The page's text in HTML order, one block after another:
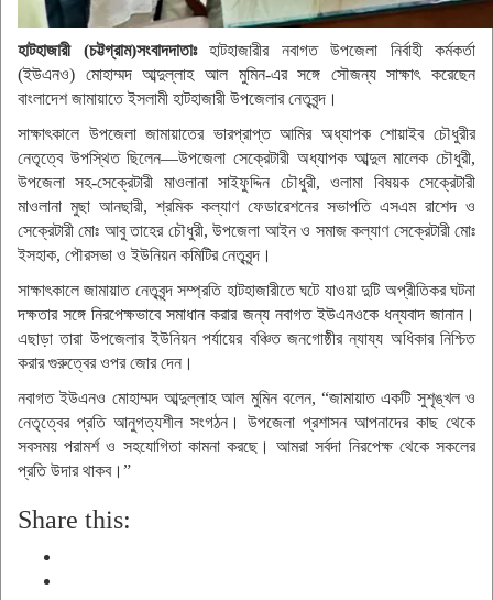
হাটহাজারী (চট্টগ্রাম)সংবাদদাতাঃহাটহাজারীর নবাগত উপজেলা নির্বাহী কর্মকর্তা
(ইউএনও) মোহাম্মদ আব্দুল্লাহ আল মুমিন-এর সঙ্গে সৌজন্য সাক্ষাৎ করেছেন
বাংলাদেশ জামায়াতে ইসলামী হাটহাজারী উপজেলার নেতৃবৃন্দ।
সাক্ষাৎকালে উপজেলা জামায়াতের ভারপ্রাপ্ত আমির অধ্যাপক শোয়াইব চৌধুরীর
নেতৃত্বে উপস্থিত ছিলেন—উপজেলা সেক্রেটারী অধ্যাপক আব্দুল মালেক চৌধুরী,
উপজেলা সহ-সেক্রেটারী মাওলানা সাইফুদ্দিন চৌধুরী, ওলামা বিষয়ক সেক্রেটারী
মাওলানা মুছা আনছারী, শ্রমিক কল্যাণ ফেডারেশনের সভাপতি এসএম রাশেদ ও
সেক্রেটারী মোঃ আবু তাহের চৌধুরী, উপজেলা আইন ও সমাজ কল্যাণ সেক্রেটারী মোঃ
ইসহাক, পৌরসভা ও ইউনিয়ন কমিটির নেতৃবৃন্দ।
সাক্ষাৎকালে জামায়াত নেতৃবৃন্দ সম্প্রতি হাটহাজারীতে ঘটে যাওয়া দুটি অপ্রীতিকর ঘটনা
দক্ষতার সঙ্গে নিরপেক্ষভাবে সমাধান করার জন্য নবাগত ইউএনওকে ধন্যবাদ জানান।
এছাড়া তারা উপজেলার ইউনিয়ন পর্যায়ের বঞ্চিত জনগোষ্ঠীর ন্যায্য অধিকার নিশ্চিত
করার গুরুত্বের ওপর জোর দেন।
নবাগত ইউএনও মোহাম্মদ আব্দুল্লাহ আল মুমিন বলেন, “জামায়াত একটি সুশৃঙ্খল ও
নেতৃত্বের প্রতি আনুগত্যশীল সংগঠন। উপজেলা প্রশাসন আপনাদের কাছ থেকে
সবসময় পরামর্শ ও সহযোগিতা কামনা করছে। আমরা সর্বদা নিরপেক্ষ থেকে সকলের
প্রতি উদার থাকব।”
Share this: